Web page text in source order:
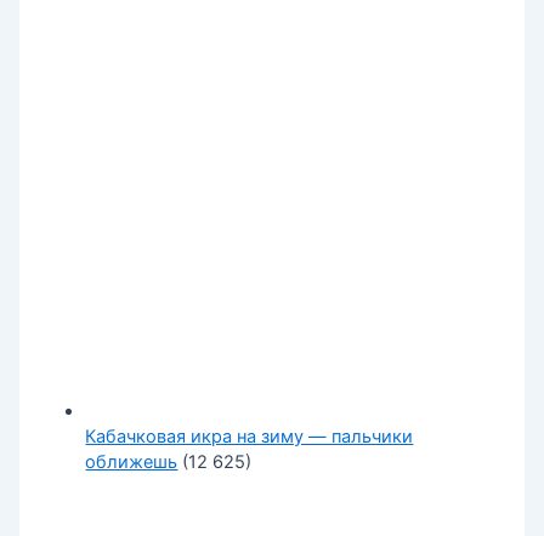
Кабачковая икра на зиму — пальчики
оближешь (12 625)